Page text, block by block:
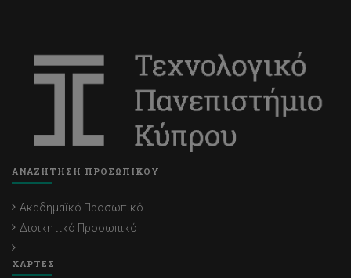
ΑΝΑΖΗΤΗΣΗ ΠΡΟΣΩΠΙΚΟΥ
Ακαδημαϊκό Προσωπικό
Διοικητικό Προσωπικό
ΧΑΡΤΕΣ